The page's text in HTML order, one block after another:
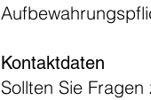
Kontaktdaten
Sollten Sie